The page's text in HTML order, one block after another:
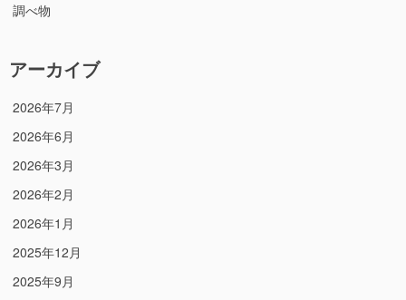
調べ物
アーカイブ
2026年7月
2026年6月
2026年3月
2026年2月
2026年1月
2025年12月
2025年9月